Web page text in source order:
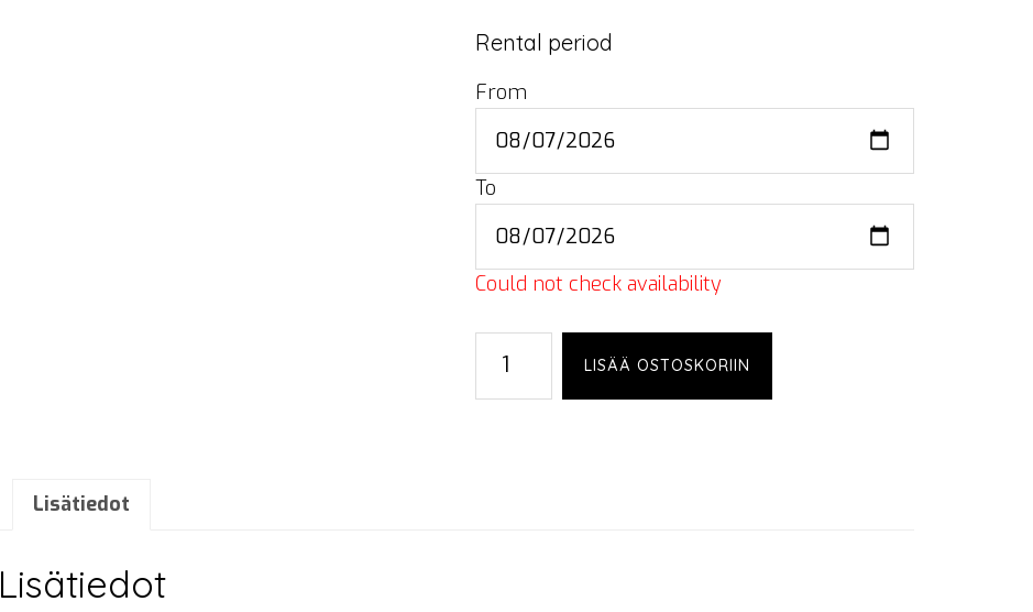
Rental period
From
To
Could not check availability
skirt
w/
LISÄÄ OSTOSKORIIN
Lisätiedot
Lisätiedot